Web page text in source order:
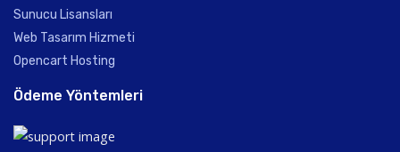
Sunucu Lisansları
Web Tasarım Hizmeti
Opencart Hosting
Ödeme Yöntemleri